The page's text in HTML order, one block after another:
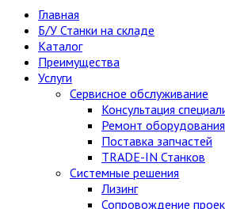
Главная
Б/У Станки на складе
Каталог
Преимущества
Услуги
Сервисное обслуживание
Консультация
Ремонт оборудования
Поставка запчастей
TRADE-IN Станков
Системные решения
Лизинг
Сопровождение